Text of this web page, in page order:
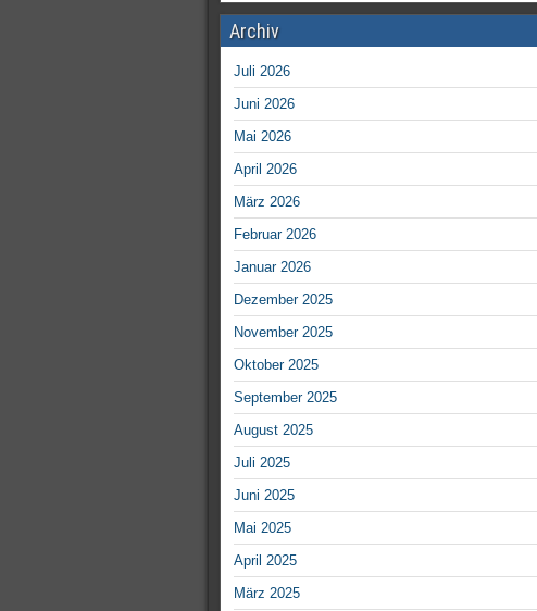
Archiv
Juli 2026
Juni 2026
Mai 2026
April 2026
März 2026
Februar 2026
Januar 2026
Dezember 2025
November 2025
Oktober 2025
September 2025
August 2025
Juli 2025
Juni 2025
Mai 2025
April 2025
März 2025